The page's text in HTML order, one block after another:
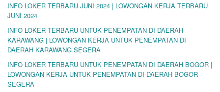
INFO LOKER TERBARU JUNI 2024 | LOWONGAN KERJA TERBARU
JUNI 2024
INFO LOKER TERBARU UNTUK PENEMPATAN DI DAERAH
KARAWANG | LOWONGAN KERJA UNTUK PENEMPATAN DI
DAERAH KARAWANG SEGERA
INFO LOKER TERBARU UNTUK PENEMPATAN DI DAERAH BOGOR |
LOWONGAN KERJA UNTUK PENEMPATAN DI DAERAH BOGOR
SEGERA